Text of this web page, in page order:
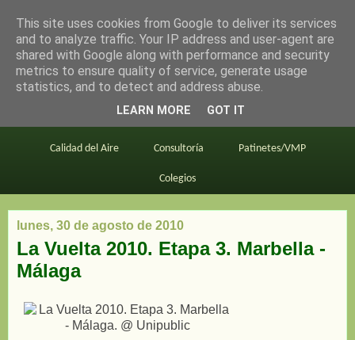
en bici por madrid
Este blog BiciMAD Primeros consejos
Calidad del Aire Consultoría Patinetes/VMP
Colegios
lunes, 30 de agosto de 2010
La Vuelta 2010. Etapa 3. Marbella -
Málaga
This site uses cookies from Google to deliver its services
and to analyze traffic. Your IP address and user-agent are
shared with Google along with performance and security
metrics to ensure quality of service, generate usage
statistics, and to detect and address abuse.
LEARN MORE GOT IT